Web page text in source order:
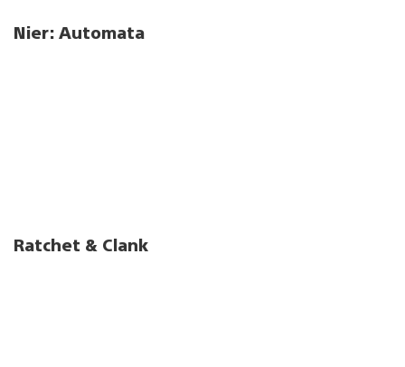
Nier: Automata
Ratchet & Clank